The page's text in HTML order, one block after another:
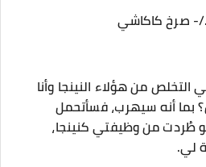
صرخ كاكاشي
من هؤلاء النينجا وأنا
أنه سيهرب، فسأتحمل
طُردت من وظيفتي كنينجا،
لي.